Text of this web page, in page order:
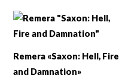
Remera «Saxon: Hell, Fire
and Damnation»